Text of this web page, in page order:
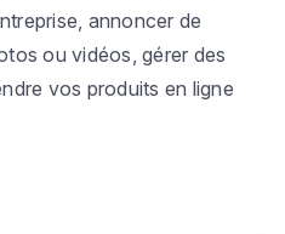
annoncer de
ou vidéos, gérer des
vos produits en ligne